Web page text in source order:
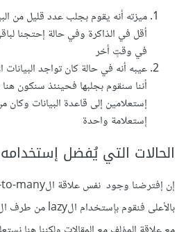
ميزته أنه يقوم بجلب عدد قليل من
أقل في الذاكرة وفي حالة إحتجنا لباقي
في وقتٍ أخر
عيبه أنه في حالة كان تواجد
أننا سنقوم بجلبها فحينئذ سنكون
إستعلامين إلى قاعدة البيانات
إستعلامة واحدة
الحالات التي يُفضل